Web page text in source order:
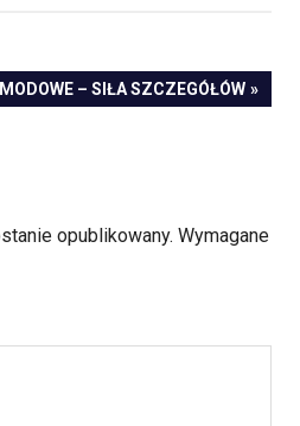
– SIŁA SZCZEGÓŁÓW
opublikowany. Wymagane